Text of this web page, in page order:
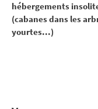
hébergements
(cabanes dans les
yourtes...)